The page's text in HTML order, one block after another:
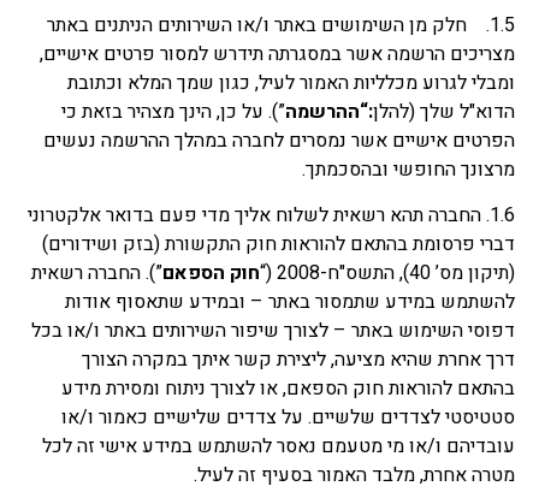
1.5. חלק מן השימושים באתר ו/או השירותים הניתנים באתר
מצריכים הרשמה אשר במסגרתה תידרש למסור פרטים אישיים,
ומבלי לגרוע מכלליות האמור לעיל, כגון שמך המלא וכתובת
הדוא"ל שלך (להלן:“ההרשמה”). על כן, הינך מצהיר בזאת כי
הפרטים אישיים אשר נמסרים לחברה במהלך ההרשמה נעשים
מרצונך החופשי ובהסכמתך.
1.6. החברה תהא רשאית לשלוח אליך מדי פעם בדואר אלקטרוני
דברי פרסומת בהתאם להוראות חוק התקשורת (בזק ושידורים)
(תיקון מס’ 40), התשס"ח-2008 (“
חוק הספאם”). החברה רשאית
להשתמש במידע שתמסור באתר – ובמידע שתאסוף אודות
דפוסי השימוש באתר – לצורך שיפור השירותים באתר ו/או בכל
דרך אחרת שהיא מציעה, ליצירת קשר איתך במקרה הצורך
בהתאם להוראות חוק הספאם, או לצורך ניתוח ומסירת מידע
סטטיסטי לצדדים שלשיים. על צדדים שלישיים כאמור ו/או
עובדיהם ו/או מי מטעמם נאסר להשתמש במידע אישי זה לכל
מטרה אחרת, מלבד האמור בסעיף זה לעיל.